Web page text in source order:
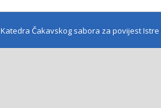
Katedra Čakavskog sabora za povijest Istre